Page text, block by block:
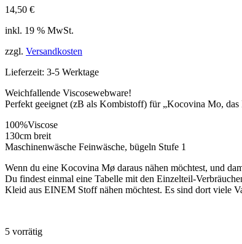
14,50 €
inkl. 19 % MwSt.
zzgl. Versandkosten
Lieferzeit: 3-5 Werktage
Weichfallende Viscosewebware!
Perfekt geeignet (zB als Kombistoff) für „Kocovina Mo,
100%Viscose
130cm breit
Maschinenwäsche Feinwäsche, bügeln Stufe 1
Wenn du eine Kocovina Mø daraus nähen möchtest, und
Du findest einmal eine Tabelle mit den Einzelteil-
Kleid aus EINEM Stoff nähen möchtest. Es sind dort viele
5 vorrätig